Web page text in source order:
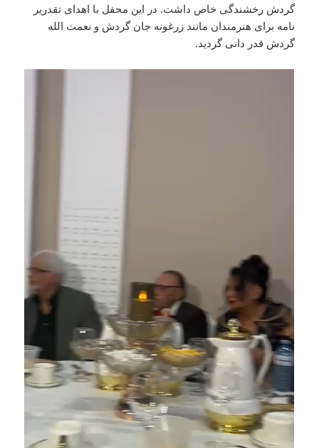
گردش رخشندگی خاص داشت. در این محفل با اهدای تقدریر
نامه برای هنرمندان مانند زرغونه جان گردش و نعمت الله
گردش قدر دانی گردید.